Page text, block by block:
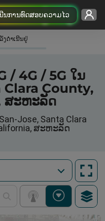
ນການທົດສອບຄວາມໄວ
ງດໍາເນີນຢູ່
/ 4G / 5G ໃນ
Clara County,
ສະຫະລັດ
Jose, Santa Clara
ສະຫະລັດ